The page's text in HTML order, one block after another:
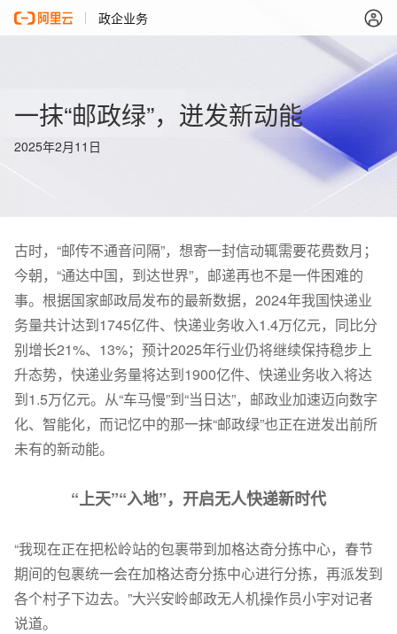
政企业务
一抹“邮政绿”，迸发新动能
2025年2月11日
古时，“邮传不通音问隔”，想寄一封信动辄需要花费数月；
今朝，“通达中国，到达世界”，邮递再也不是一件困难的
事。根据国家邮政局发布的最新数据，2024年我国快递业
务量共计达到1745亿件、快递业务收入1.4万亿元，同比分
别增长21%、13%；预计2025年行业仍将继续保持稳步上
升态势，快递业务量将达到1900亿件、快递业务收入将达
到1.5万亿元。从“车马慢”到“当日达”，邮政业加速迈向数字
化、智能化，而记忆中的那一抹“邮政绿”也正在迸发出前所
未有的新动能。
“上天”“入地”，开启无人快递新时代
“我现在正在把松岭站的包裹带到加格达奇分拣中心，春节
期间的包裹统一会在加格达奇分拣中心进行分拣，再派发到
各个村子下边去。”大兴安岭邮政无人机操作员小宇对记者
说道。